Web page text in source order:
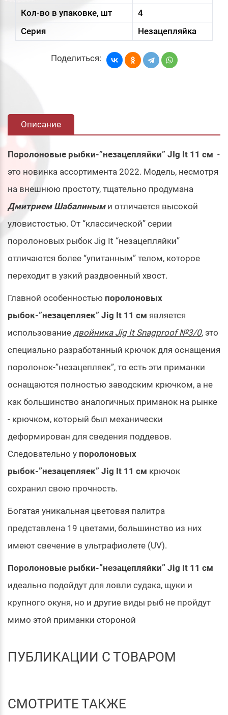
Кол-во в упаковке, шт
4
Серия
Незацепляйка
Поделиться:
Описание
Поролоновые рыбки-”незацепляйки” JIg It 11 см -
это новинка ассортимента 2022. Модель, несмотря
на внешнюю простоту, тщательно продумана
Дмитрием Шабалиными отличается высокой
уловистостью. От “классической” серии
поролоновых рыбок Jig It “незацепляйки”
отличаются более “упитанным” телом, которое
переходит в узкий раздвоенный хвост.
Главной особенностью поролоновых
рыбок-”незацепляек” Jig It 11 см является
использование двойника Jig It Snagproof №3/0, это
специально разработанный крючок для оснащения
поролонок-”незацепляек”, то есть эти приманки
оснащаются полностью заводским крючком, а не
как большинство аналогичных приманок на рынке
- крючком, который был механически
деформирован для сведения поддевов.
Следовательно у поролоновых
рыбок-”незацепляек” Jig It 11 см крючок
сохранил свою прочность.
Богатая уникальная цветовая палитра
представлена 19 цветами, большинство из них
имеют свечение в ультрафиолете (UV).
Поролоновые рыбки-”незацепляйки” Jig It 11 см
идеально подойдут для ловли судака, щуки и
крупного окуня, но и другие виды рыб не пройдут
мимо этой приманки стороной
ПУБЛИКАЦИИ С ТОВАРОМ
СМОТРИТЕ ТАКЖЕ